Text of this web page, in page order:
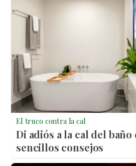
El truco contra la cal
Di adiós a la cal del baño
sencillos consejos